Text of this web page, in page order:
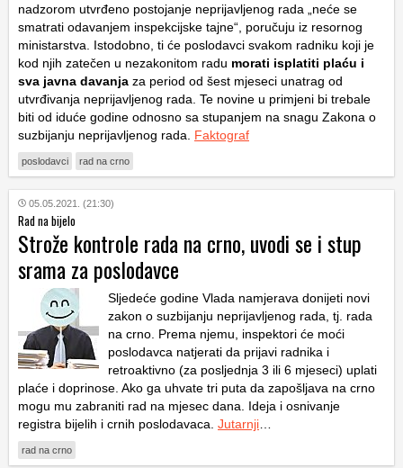
nadzorom utvrđeno postojanje neprijavljenog rada „neće se
smatrati odavanjem inspekcijske tajne“, poručuju iz resornog
ministarstva. Istodobno, ti će poslodavci svakom radniku koji je
kod njih zatečen u nezakonitom radu morati isplatiti plaću i
sva javna davanja za period od šest mjeseci unatrag od
utvrđivanja neprijavljenog rada. Te novine u primjeni bi trebale
biti od iduće godine odnosno sa stupanjem na snagu Zakona o
suzbijanju neprijavljenog rada. Faktograf
poslodavci rad na crno
05.05.2021. (21:30)
Rad na bijelo
Strože kontrole rada na crno, uvodi se i stup
srama za poslodavce
Sljedeće godine Vlada namjerava donijeti novi
zakon o suzbijanju neprijavljenog rada, tj. rada
na crno. Prema njemu, inspektori će moći
poslodavca natjerati da prijavi radnika i
retroaktivno (za posljednja 3 ili 6 mjeseci) uplati
plaće i doprinose. Ako ga uhvate tri puta da zapošljava na crno
mogu mu zabraniti rad na mjesec dana. Ideja i osnivanje
registra bijelih i crnih poslodavaca. Jutarnji…
rad na crno